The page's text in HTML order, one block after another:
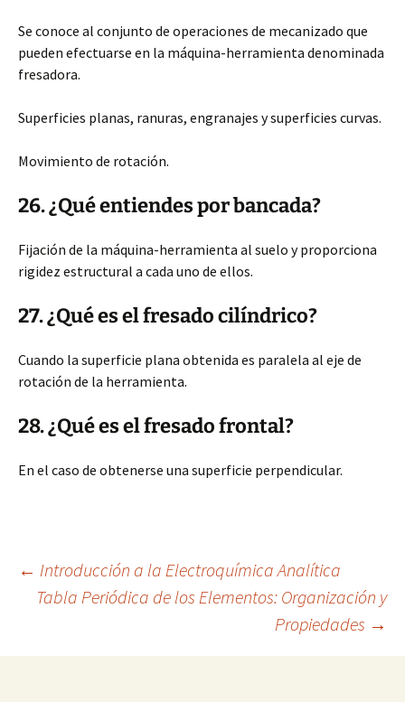
Se conoce al conjunto de operaciones de mecanizado que
pueden efectuarse en la máquina-herramienta denominada
fresadora.
Superficies planas, ranuras, engranajes y superficies curvas.
Movimiento de rotación.
26. ¿Qué entiendes por bancada?
Fijación de la máquina-herramienta al suelo y proporciona
rigidez estructural a cada uno de ellos.
27. ¿Qué es el fresado cilíndrico?
Cuando la superficie plana obtenida es paralela al eje de
rotación de la herramienta.
28. ¿Qué es el fresado frontal?
En el caso de obtenerse una superficie perpendicular.
Navegación
← Introducción a la Electroquímica Analítica
Tabla Periódica de los Elementos: Organización y
Propiedades →